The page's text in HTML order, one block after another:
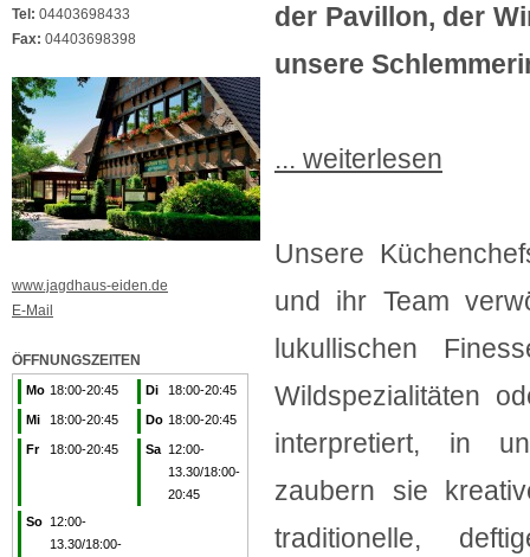
Tel: 04403698433
Fax: 04403698398
www.jagdhaus-eiden.de
E-Mail
ÖFFNUNGSZEITEN
Mo 18:00-20:45 Di 18:00-20:45
Mi 18:00-20:45 Do 18:00-20:45
Fr 18:00-20:45 Sa 12:00-
13.30/18:00-
20:45
So 12:00-
13.30/18:00-
der Pavillon, der
unsere
... weiterlesen
Unsere
und ihr Team
lukullischen
Wildspezialitäten
interpretiert, in
zaubern sie
traditionelle,